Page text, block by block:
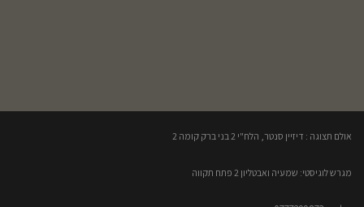
אולם תצוגה : דיזיין סנטר, הלח"י 2 בני ברק קומה 2​
מגרש לוגיסטי: שמעיה ואבטליון 2 פתח תקווה